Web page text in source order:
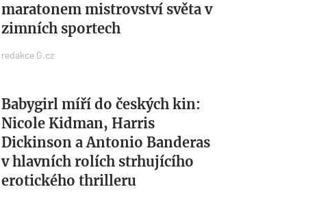
maratonem mistrovství světa v
zimních sportech
redakce G.cz
Babygirl míří do českých kin:
Nicole Kidman, Harris
Dickinson a Antonio Banderas
v hlavních rolích strhujícího
erotického thrilleru